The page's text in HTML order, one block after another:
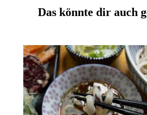
Das könnte dir auch